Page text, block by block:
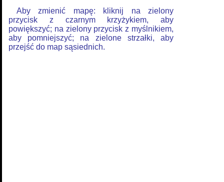
Aby zmienić mapę: kliknij na zielony
przycisk z czarnym krzyżykiem, aby
powiększyć; na zielony przycisk z myślnikiem,
aby pomniejszyć; na zielone strzałki, aby
przejść do map sąsiednich.